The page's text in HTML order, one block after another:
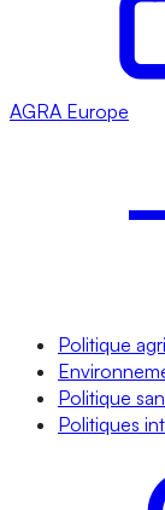
AGRA Europe
Politique
Politique
Politiques